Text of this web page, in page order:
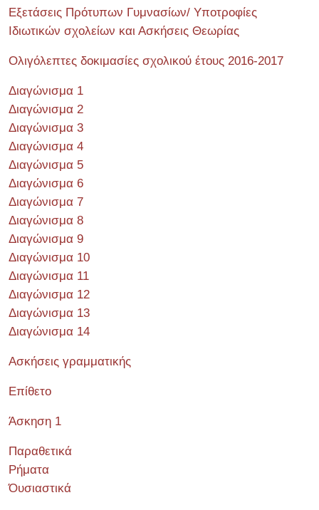
Εξετάσεις Πρότυπων Γυμνασίων/ Υποτροφίες
Ιδιωτικών σχολείων και Ασκήσεις Θεωρίας
Ολιγόλεπτες δοκιμασίες σχολικού έτους 2016-2017
Διαγώνισμα 1
Διαγώνισμα 2
Διαγώνισμα 3
Διαγώνισμα 4
Διαγώνισμα 5
Διαγώνισμα 6
Διαγώνισμα 7
Διαγώνισμα 8
Διαγώνισμα 9
Διαγώνισμα 10
Διαγώνισμα 11
Διαγώνισμα 12
Διαγώνισμα 13
Διαγώνισμα 14
Ασκήσεις γραμματικής
Επίθετο
Άσκηση 1
Παραθετικά
Ρήματα
Όυσιαστικά